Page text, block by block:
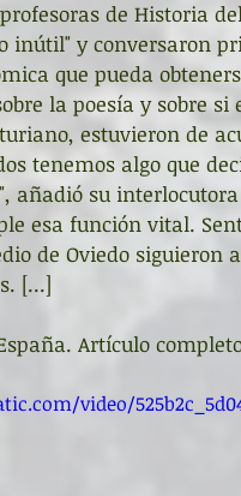
Galardones Recital
Pequeños pasos
de Historia
inútil" y conversaron
que pueda
la poesía y sobre
estuvieron de
tenemos algo que
añadió su
esa función vital.
de Oviedo
[...]
Artículo
video/